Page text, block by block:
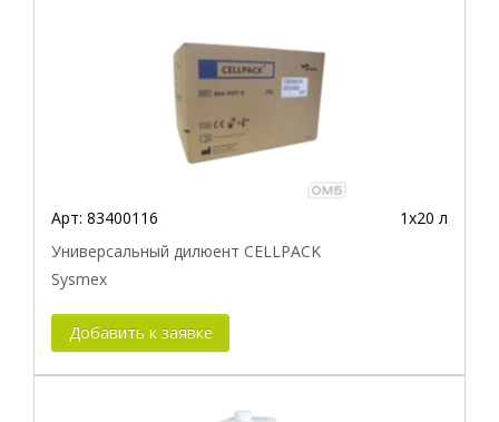
Арт: 83400116
1х20 л
Универсальный дилюент CELLPACK
Sysmex
Добавить к заявке